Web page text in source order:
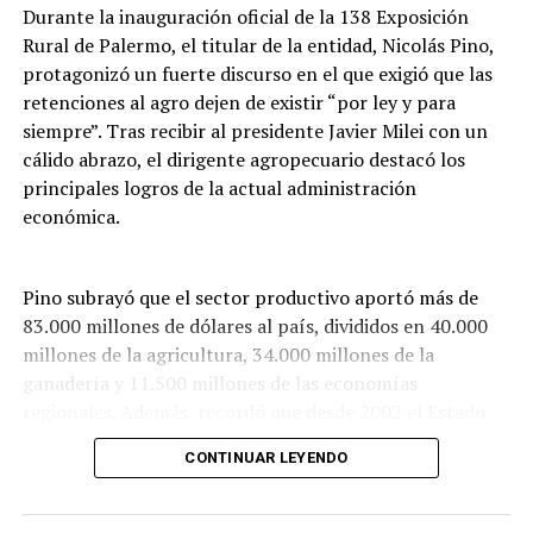
Durante la inauguración oficial de la 138 Exposición
Rural de Palermo, el titular de la entidad, Nicolás Pino,
protagonizó un fuerte discurso en el que exigió que las
retenciones al agro dejen de existir “por ley y para
siempre”. Tras recibir al presidente Javier Milei con un
cálido abrazo, el dirigente agropecuario destacó los
principales logros de la actual administración
económica.
Pino subrayó que el sector productivo aportó más de
83.000 millones de dólares al país, divididos en 40.000
millones de la agricultura, 34.000 millones de la
ganadería y 11.500 millones de las economías
acumuló unos 215.000 millones de dólares por este
tributo, aunque ponderó que este Gobierno redujo la
CONTINUAR LEYENDO